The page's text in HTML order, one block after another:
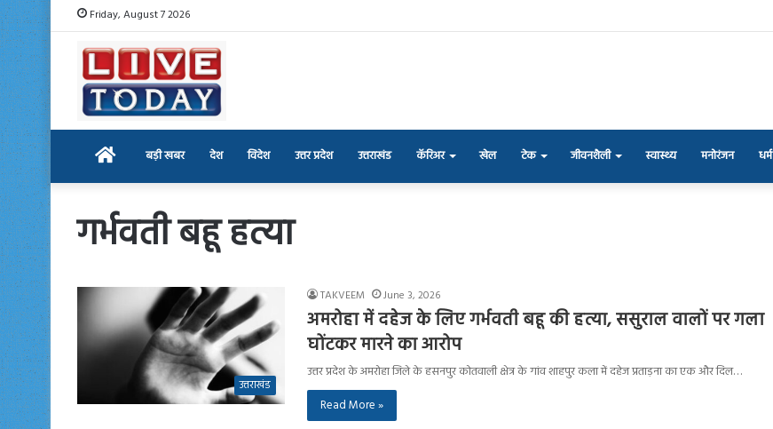
Friday, August 7 2026
Home बड़ी खबर देश विदेश उत्तर प्रदेश उत्तराखंड कॅरिअर खेल टेक जीवनशैली स्वास्थ्य मनोरंजन धर्म
गर्भवती बहू हत्या
उत्तराखंड
TAKVEEM June 3, 2026
अमरोहा में दहेज के लिए गर्भवती बहू की हत्या, ससुराल वालों पर गला
घोंटकर मारने का आरोप
उत्तर प्रदेश के अमरोहा जिले के हसनपुर कोतवाली क्षेत्र के गांव शाहपुर कला में दहेज प्रताड़ना का एक और दिल…
Read More »